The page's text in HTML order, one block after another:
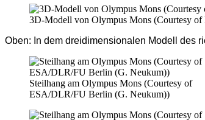
3D-Modell von Olympus Mons (Courtesy
Oben: In dem dreidimensionalen Modell des
Steilhang am Olympus Mons (Courtesy of
ESA/DLR/FU Berlin (G. Neukum))